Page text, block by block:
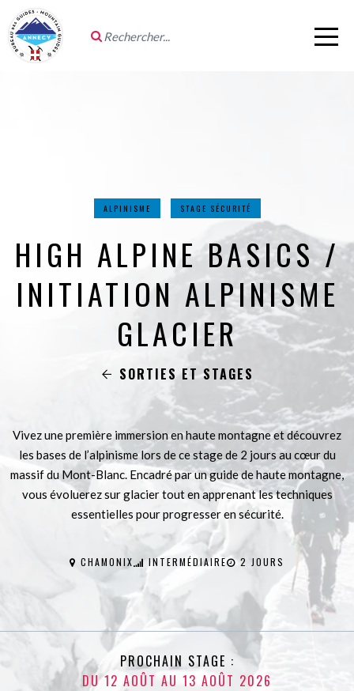
ALPINISME STAGE SÉCURITÉ
HIGH ALPINE BASICS /
INITIATION ALPINISME
GLACIER
SORTIES ET STAGES
Vivez une première immersion en haute montagne et découvrez
les bases de l’alpinisme lors de ce stage de 2 jours au cœur du
massif du Mont-Blanc. Encadré par un guide de haute montagne,
vous évoluerez sur glacier tout en apprenant les techniques
essentielles pour progresser en sécurité.
CHAMONIX INTERMÉDIAIRE 2 JOURS
PROCHAIN STAGE :
DU 12 AOÛT AU 13 AOÛT 2026